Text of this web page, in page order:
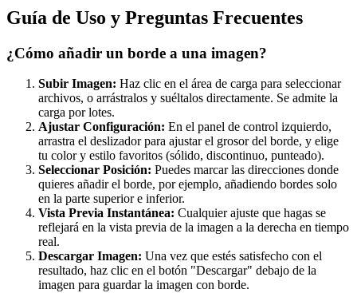
Guía de Uso y Preguntas Frecuentes
¿Cómo añadir un borde a una imagen?
Subir Imagen: Haz clic en el área de carga para seleccionar
archivos, o arrástralos y suéltalos directamente. Se admite la
carga por lotes.
Ajustar Configuración: En el panel de control izquierdo,
arrastra el deslizador para ajustar el grosor del borde, y elige
tu color y estilo favoritos (sólido, discontinuo, punteado).
Seleccionar Posición: Puedes marcar las direcciones donde
quieres añadir el borde, por ejemplo, añadiendo bordes solo
en la parte superior e inferior.
Vista Previa Instantánea: Cualquier ajuste que hagas se
reflejará en la vista previa de la imagen a la derecha en tiempo
real.
Descargar Imagen: Una vez que estés satisfecho con el
resultado, haz clic en el botón "Descargar" debajo de la
imagen para guardar la imagen con borde.